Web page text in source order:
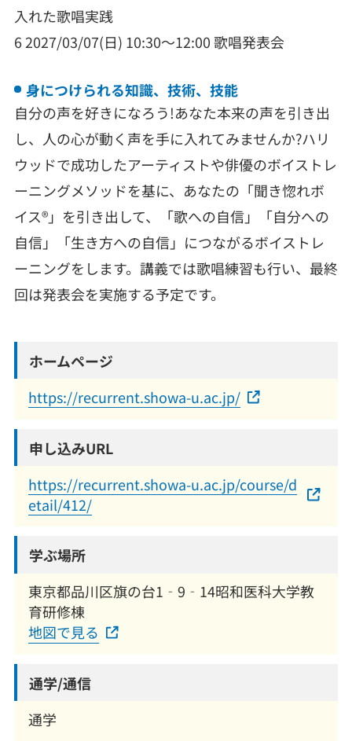
入れた歌唱実践
6 2027/03/07(日) 10:30～12:00 歌唱発表会
身につけられる知識、技術、技能
自分の声を好きになろう!あなた本来の声を引き出
し、人の心が動く声を手に入れてみませんか?ハリ
ウッドで成功したアーティストや俳優のボイストレ
ーニングメソッドを基に、あなたの「聞き惚れボ
イス®︎」を引き出して、「歌への自信」「自分への
自信」「生き方への自信」につながるボイストレ
ーニングをします。講義では歌唱練習も行い、最終
回は発表会を実施する予定です。
ホームページ
https://recurrent.showa-u.ac.jp/
申し込みURL
https://recurrent.showa-u.ac.jp/course/d
etail/412/
学ぶ場所
東京都品川区旗の台1‐9‐14昭和医科大学教
育研修棟
地図で見る
通学/通信
通学